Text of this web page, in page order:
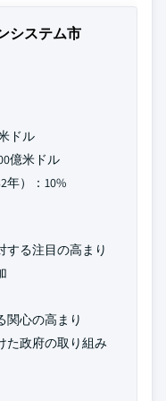
システム市
ドル
億米ドル
年）：10%
する注目の高まり
関心の高まり
た政府の取り組み